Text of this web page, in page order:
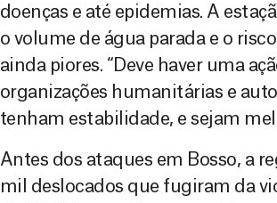
doenças e até epidemias. A
o volume de água parada e o
ainda piores. “Deve haver uma
organizações humanitárias e
tenham estabilidade, e sejam
Antes dos ataques em Bosso, a
mil deslocados que fugiram da